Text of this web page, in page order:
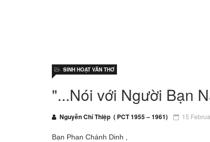
"...Nói với Người Bạn
Nguyễn Chí Thiệp ( PCT 1955 – 1961)
SINH HOẠT VĂN THƠ
15
Bạn Phan Chánh Dinh ,